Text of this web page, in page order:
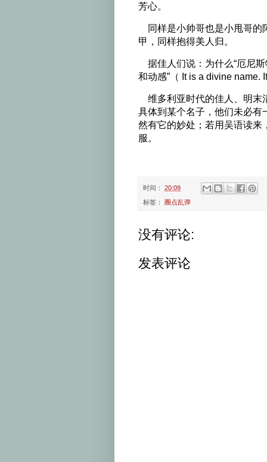
芳心。
同样是小帅哥也是小甩哥的
甲，同样抱得美人归。
据佳人们说：为什么“厄尼斯
和动感”（ It is a divine name.
维多利亚时代的佳人、明末
具体到某个名子，他们未必有
然有它的妙处；若用吴语读来
服。
时间： 20:09
标签： 圈点乱弹
没有评论:
发表评论